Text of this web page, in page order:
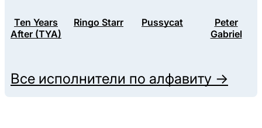
Ten Years
After (TYA)
Ringo Starr Pussycat
Peter
Gabriel
Все исполнители по алфавиту →